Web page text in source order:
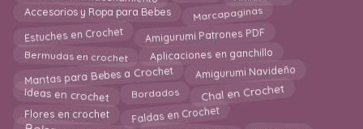
Accesorios y Ropa para Bebes Marcapaginas
Estuches en Crochet Amigurumi Patrones PDF
Bermudas en crochet Aplicaciones en ganchillo
Mantas para Bebes a Crochet Amigurumi Navideño
Ideas en crochet Bordados Chal en Crochet
Flores en crochet Faldas en Crochet